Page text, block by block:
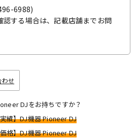
6988)
する場合は、記載店舗までお問
わせ
DJをお持ちですか？
績】DJ機器 Pioneer DJ
格】DJ機器 Pioneer DJ